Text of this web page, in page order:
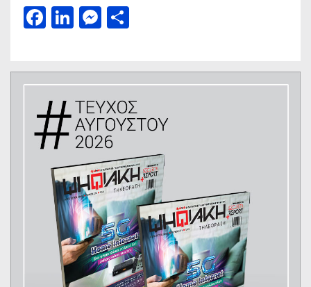
Facebook
LinkedIn
Messenger